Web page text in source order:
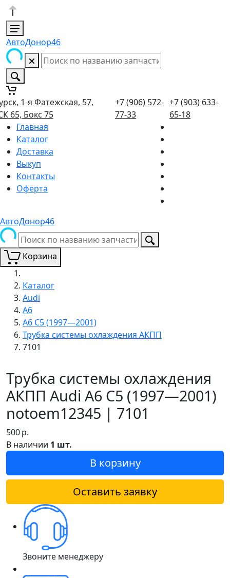
АвтоДонор46
1-я Фатежская, 57,
65, Бокс 75
+7 (906) 572-
77-33
+7 (903) 633-
65-18
Главная
Каталог
Доставка
Выкуп
Контакты
Оферта
АвтоДонор46
Корзина
Каталог
Audi
A6
A6 C5 (1997—2001)
Трубка системы охлаждения АКПП
7101
Трубка системы охлаждения
АКПП Audi A6 C5 (1997—2001)
notoem12345 | 7101
500р.
В наличии 1 шт.
В корзину
Оставить заявку
Звоните менеджеру